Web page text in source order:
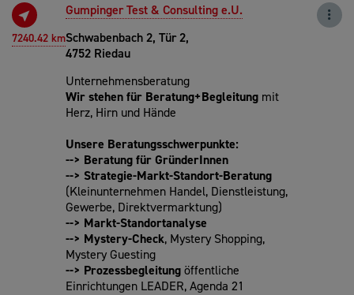
7240.42 km
Gumpinger Test & Consulting e.U.
Schwabenbach 2, Tür 2,
4752 Riedau
Unternehmensberatung
Wir stehen für Beratung+Begleitung mit
Herz, Hirn und Hände
Unsere Beratungsschwerpunkte:
--> Beratung für GründerInnen
--> Strategie-Markt-Standort-Beratung
(Kleinunternehmen Handel, Dienstleistung,
Gewerbe, Direktvermarktung)
--> Markt-Standortanalyse
--> Mystery-Check, Mystery Shopping,
Mystery Guesting
--> Prozessbegleitungöffentliche
Einrichtungen LEADER, Agenda 21